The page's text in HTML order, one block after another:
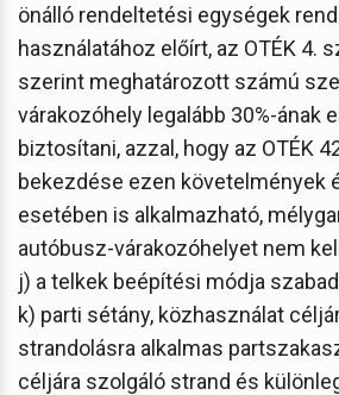
önálló rendeltetési egységek
használatához előírt, az OTÉK 4.
szerint meghatározott számú
várakozóhely legalább 30%-ának
biztosítani, azzal, hogy az OTÉK
bekezdése ezen követelmények
esetében is alkalmazható,
autóbusz-várakozóhelyet nem
j) a telkek beépítési módja
k) parti sétány, közhasználat
strandolásra alkalmas
céljára szolgáló strand és